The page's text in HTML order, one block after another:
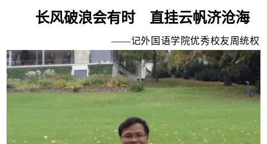
长风破浪会有时 直挂云帆济沧海
——记外国语学院优秀校友周统权